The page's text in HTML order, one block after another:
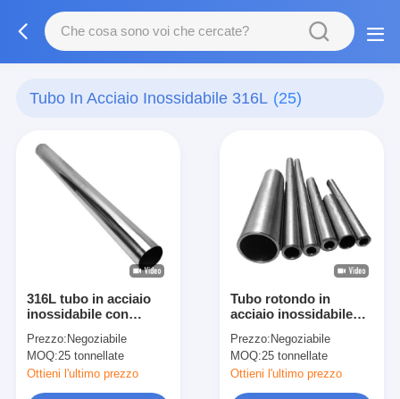
Tubo In Acciaio Inossidabile 316L (25)
316L tubo in acciaio
inossidabile con
personalizzato,
spessore della parete
e finitura superficiale
Prezzo: Negoziabile
MOQ:25 tonnellate
Ottieni l'ultimo prezzo
Tubo rotondo in
acciaio inossidabile
superficiale liscia e
dimensioni
personalizzate
Prezzo: Negoziabile
MOQ:25 tonnellate
Ottieni l'ultimo prezzo